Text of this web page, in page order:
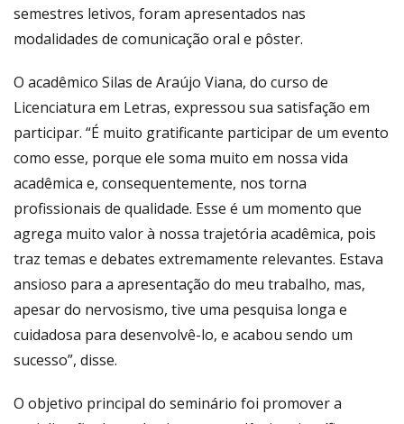
semestres letivos, foram apresentados nas
modalidades de comunicação oral e pôster.
O acadêmico Silas de Araújo Viana, do curso de
Licenciatura em Letras, expressou sua satisfação em
participar. “É muito gratificante participar de um evento
como esse, porque ele soma muito em nossa vida
acadêmica e, consequentemente, nos torna
profissionais de qualidade. Esse é um momento que
agrega muito valor à nossa trajetória acadêmica, pois
traz temas e debates extremamente relevantes. Estava
ansioso para a apresentação do meu trabalho, mas,
apesar do nervosismo, tive uma pesquisa longa e
cuidadosa para desenvolvê-lo, e acabou sendo um
sucesso”, disse.
O objetivo principal do seminário foi promover a